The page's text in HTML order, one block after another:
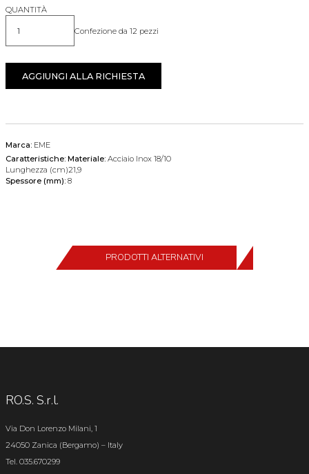
QUANTITÀ
Quantità Confezione da 12 pezzi
AGGIUNGI ALLA RICHIESTA
Marca: EME
Caratteristiche: Materiale: Acciaio Inox 18/10
Lunghezza (cm)21,9
Spessore (mm): 8
PRODOTTI ALTERNATIVI
RO.S. S.r.l.
Via Don Lorenzo Milani, 1
24050 Zanica (Bergamo) – Italy
Tel. 035.670299